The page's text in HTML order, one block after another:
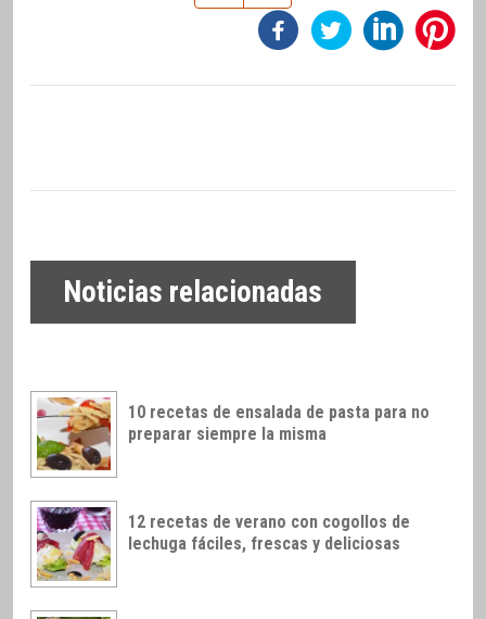
Noticias relacionadas
10 recetas de ensalada de pasta para no
preparar siempre la misma
12 recetas de verano con cogollos de
lechuga fáciles, frescas y deliciosas